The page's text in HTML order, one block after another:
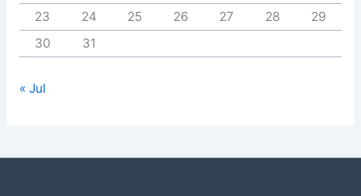
23
24 25 26 27 28
29
30
31
« Jul